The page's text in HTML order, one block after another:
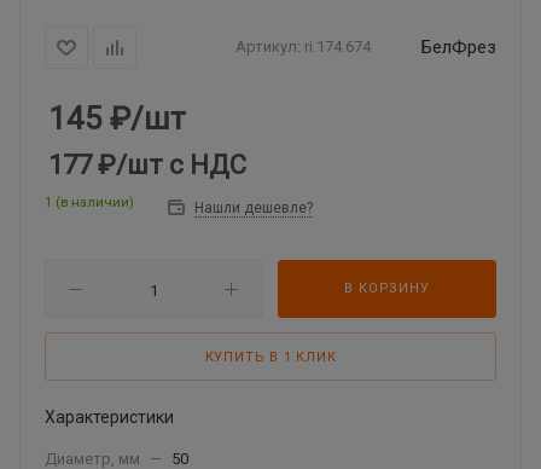
Артикул: ri.174.674 БелФрез
145 ₽/шт
177 ₽/шт с НДС
1 (в наличии) Нашли дешевле?
В КОРЗИНУ
КУПИТЬ В 1 КЛИК
Характеристики
Диаметр, мм —
50